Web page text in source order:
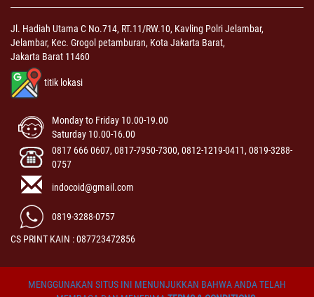
Jl. Hadiah Utama C No.714, RT.11/RW.10, Kavling Polri Jelambar,
Jelambar, Kec. Grogol petamburan, Kota Jakarta Barat,
Jakarta Barat 11460
titik lokasi
Monday to Friday 10.00-19.00
Saturday 10.00-16.00
0817 666 0607, 0817-7950-7300, 0812-1219-0411, 0819-3288-
0757
indocoid@gmail.com
0819-3288-0757
CS PRINT KAIN : 087723472856
MENGGUNAKAN SITUS INI MENUNJUKKAN BAHWA ANDA TELAH